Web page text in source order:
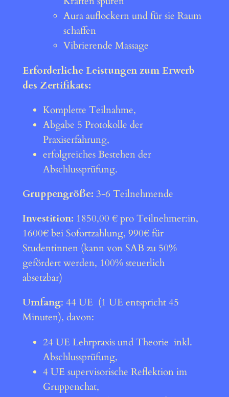
Aura auflockern und für sie Raum
schaffen
Vibrierende Massage
Erforderliche Leistungen zum Erwerb
des Zertifikats:
Komplette Teilnahme,
Abgabe 5 Protokolle der
Praxiserfahrung,
erfolgreiches Bestehen der
Abschlussprüfung.
Gruppengröße: 3-6 Teilnehmende
Investition: 1850,00 € pro Teilnehmer:in,
1600€ bei Sofortzahlung, 990€ für
Studentinnen (kann von SAB zu 50%
gefördert werden, 100% steuerlich
absetzbar)
Umfang: 44 UE (1 UE entspricht 45
Minuten), davon:
24 UE Lehrpraxis und Theorie inkl.
Abschlussprüfung,
4 UE supervisorische Reflektion im
Gruppenchat,